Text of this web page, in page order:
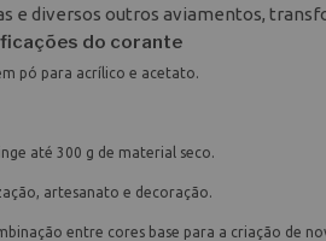
e diversos outros aviamentos,
do corante
pó para acrílico e acetato.
até 300 g de material seco.
artesanato e decoração.
entre cores base para a criação de